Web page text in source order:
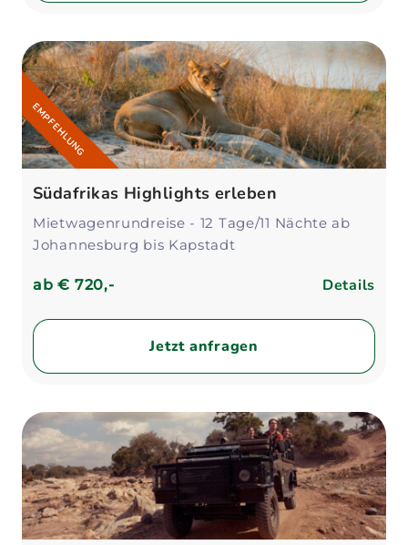
EMPFEHLUNG
Südafrikas Highlights erleben
Mietwagenrundreise - 12 Tage/11 Nächte ab
Johannesburg bis Kapstadt
ab€ 720,- Details
Jetzt anfragen